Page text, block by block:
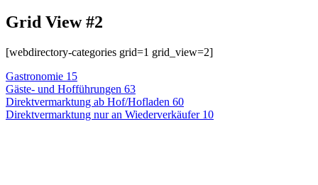
Grid View #2
[webdirectory-categories grid=1 grid_view=2]
Gastronomie 15
Gäste- und Hofführungen 63
Direktvermarktung ab Hof/Hofladen 60
Direktvermarktung nur an Wiederverkäufer 10